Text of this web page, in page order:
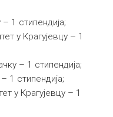
1 стипендија;
у Крагујевцу – 1
– 1 стипендија;
1 стипендија;
у Крагујевцу – 1